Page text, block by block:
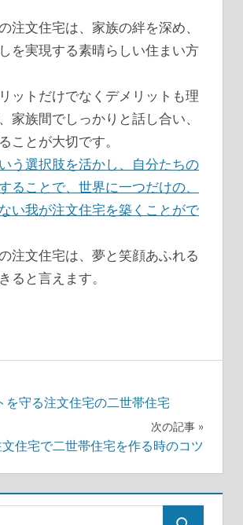
注文住宅は、家族の絆を深め、
を実現する素晴らしい住まい方
ットだけでなくデメリットも理
家族間でしっかりと話し合い、
ことが大切です。
う選択肢を活かし、自分たちの
ることで、世界に一つだけの、
い我が注文住宅を築くことがで
注文住宅は、夢と笑顔あふれる
ると言えます。
を守る注文住宅の二世帯住宅
次の記事
住宅で二世帯住宅を作る時のコツ